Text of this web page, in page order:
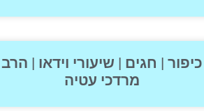
כיפור | חגים | שיעורי וידאו | הרב
מרדכי עטיה